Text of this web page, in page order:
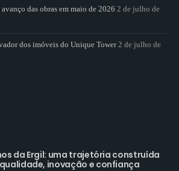
das obras em maio de 2026 2 de julho de
dos imóveis do Unique Tower 2 de julho de
da Ergil: uma trajetória construída
inovação e confiança